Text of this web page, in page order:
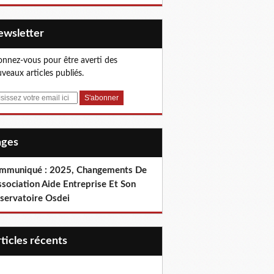
vous pour être averti des
articles publiés.
: 2025, Changements De
Aide Entreprise Et Son
Osdei
récents